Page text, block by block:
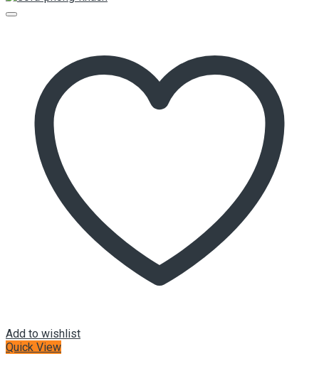
Add to wishlist
Quick View